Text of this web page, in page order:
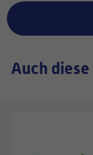
Auch